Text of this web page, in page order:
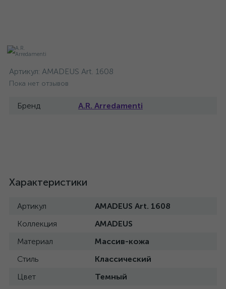
Артикул: AMADEUS Art. 1608
Пока нет отзывов
Бренд A.R. Arredamenti
Характеристики
Артикул
AMADEUS Art. 1608
Коллекция
AMADEUS
Материал
Массив-кожа
Стиль
Классический
Цвет
Темный